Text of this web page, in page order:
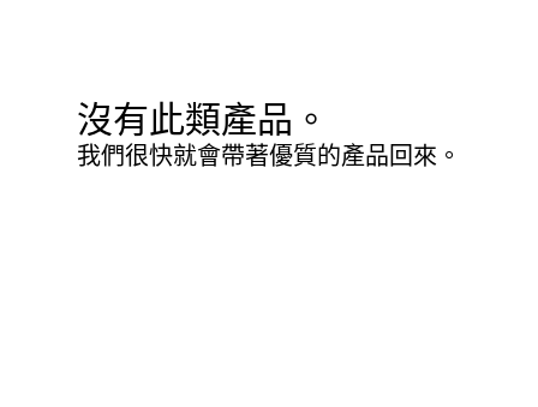
沒有此類產品。
我們很快就會帶著優質的產品回來。